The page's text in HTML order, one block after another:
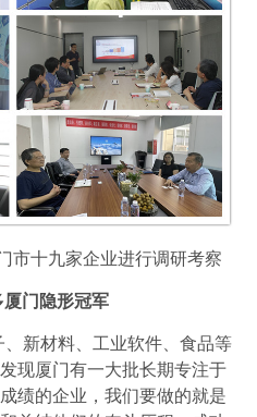
市十九家企业进行调研考察
门隐形冠军
新材料、工业软件、食品等
现厦门有一大批长期专注于
绩的企业，我们要做的就是